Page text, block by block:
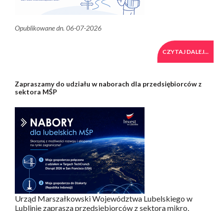
Opublikowane dn. 06-07-2026
CZYTAJ DALEJ...
Zapraszamy do udziału w naborach dla przedsiębiorców z
sektora MŚP
Urząd Marszałkowski Województwa Lubelskiego w
Lublinie zaprasza przedsiębiorców z sektora mikro,